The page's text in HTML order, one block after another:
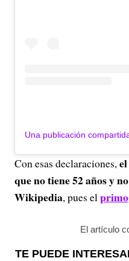
Con esas declaraciones,
que no tiene 52 años y
Wikipedia, pues el
El artículo
TE PUEDE